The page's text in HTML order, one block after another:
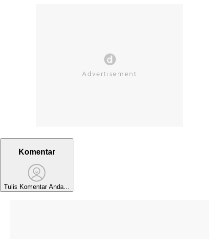
Komentar
Tulis Komentar Anda...